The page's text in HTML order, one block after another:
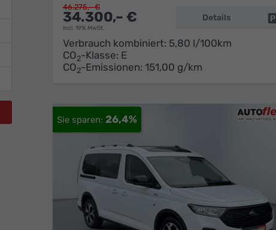
34.300,– €
incl. 19% MwSt.
46.275,– €
Details
Verbrauch kombiniert: 5,80 l/100km
CO2-Klasse: E
CO2-Emissionen: 151,00 g/km
26,4%